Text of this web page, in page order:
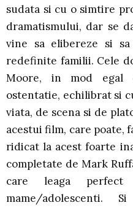
sudata si cu o simtire
dramatismului, dar se
vine sa elibereze si
redefinite familii. Cele
Moore, in mod egal
ostentatie, echilibrat si
viata, de scena si de
acestui film, care poate,
ridicat la acest foarte
completate de Mark
care leaga perfect
mame/